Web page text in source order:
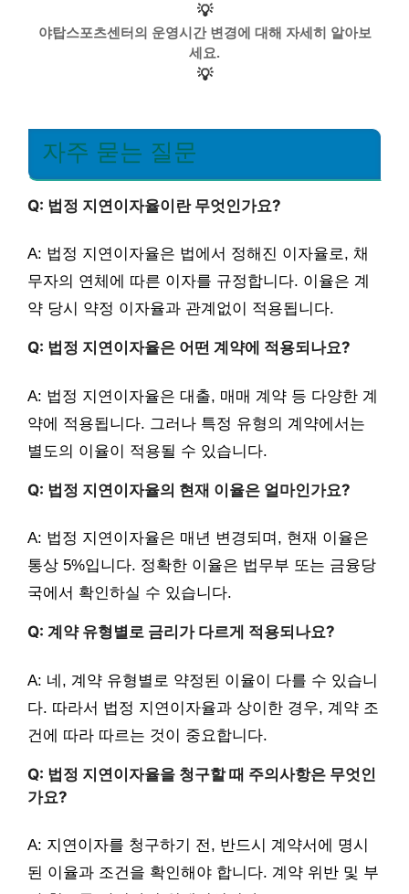
💡
야탑스포츠센터의 운영시간 변경에 대해 자세히 알아보
세요.
💡
자주 묻는 질문
Q: 법정 지연이자율이란 무엇인가요?
A: 법정 지연이자율은 법에서 정해진 이자율로, 채
무자의 연체에 따른 이자를 규정합니다. 이율은 계
약 당시 약정 이자율과 관계없이 적용됩니다.
Q: 법정 지연이자율은 어떤 계약에 적용되나요?
A: 법정 지연이자율은 대출, 매매 계약 등 다양한 계
약에 적용됩니다. 그러나 특정 유형의 계약에서는
별도의 이율이 적용될 수 있습니다.
Q: 법정 지연이자율의 현재 이율은 얼마인가요?
A: 법정 지연이자율은 매년 변경되며, 현재 이율은
통상 5%입니다. 정확한 이율은 법무부 또는 금융당
국에서 확인하실 수 있습니다.
Q: 계약 유형별로 금리가 다르게 적용되나요?
A: 네, 계약 유형별로 약정된 이율이 다를 수 있습니
다. 따라서 법정 지연이자율과 상이한 경우, 계약 조
건에 따라 따르는 것이 중요합니다.
Q: 법정 지연이자율을 청구할 때 주의사항은 무엇인
가요?
A: 지연이자를 청구하기 전, 반드시 계약서에 명시
된 이율과 조건을 확인해야 합니다. 계약 위반 및 부